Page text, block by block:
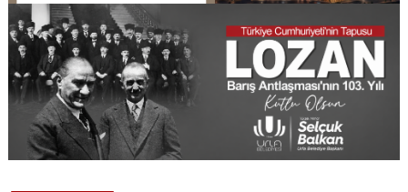
Künye
Ankara
TBMM